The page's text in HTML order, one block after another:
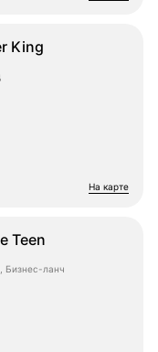
King
на карте
Teen
Бизнес-ланч